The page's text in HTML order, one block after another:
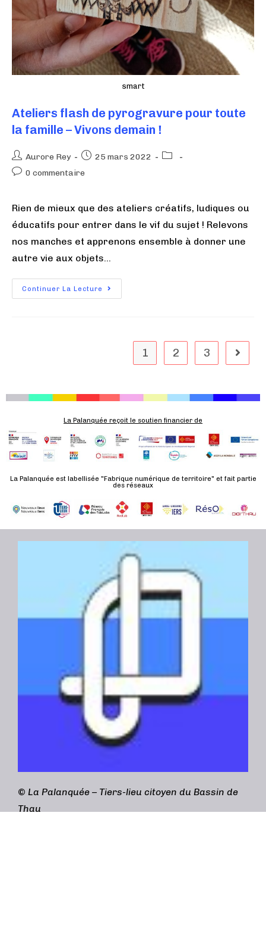
smart
Ateliers flash de pyrogravure pour toute
la famille – Vivons demain !
Aurore Rey
25 mars 2022
0 commentaire
Rien de mieux que des ateliers créatifs, ludiques ou
éducatifs pour entrer dans le vif du sujet ! Relevons
nos manches et apprenons ensemble à donner une
autre vie aux objets…
Continuer La Lecture
1 2 3
La Palanquée reçoit le soutien financier de
La Palanquée est labellisée "Fabrique numérique de territoire" et fait partie
des réseaux
© La Palanquée – Tiers-lieu citoyen du Bassin de
Thau